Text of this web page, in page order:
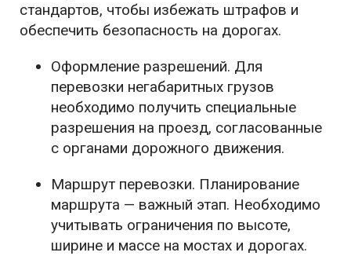
стандартов, чтобы избежать штрафов и
обеспечить безопасность на дорогах.
Оформление разрешений. Для
перевозки негабаритных грузов
необходимо получить специальные
разрешения на проезд, согласованные
с органами дорожного движения.
Маршрут перевозки. Планирование
маршрута — важный этап. Необходимо
учитывать ограничения по высоте,
ширине и массе на мостах и дорогах.